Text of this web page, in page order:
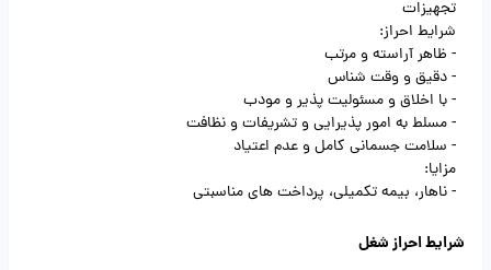
تجهیزات
شرایط احراز:
- ظاهر آراسته و مرتب
- دقیق و وقت شناس
- با اخلاق و مسئولیت پذیر و مودب
- مسلط به امور پذیرایی و تشریفات و نظافت
- سلامت جسمانی کامل و عدم اعتیاد
مزایا:
- ناهار، بیمه تکمیلی، پرداخت های مناسبتی
شرایط احراز شغل